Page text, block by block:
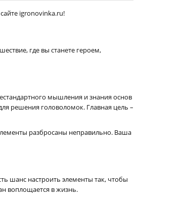
igronovinka.ru!
где вы станете героем,
мышления и знания основ
решения головоломок. Главная цель –
разбросаны неправильно. Ваша
шанс настроить элементы так, чтобы
воплощается в жизнь.